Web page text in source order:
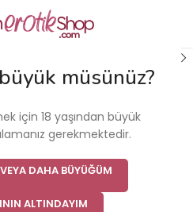
müsünüz?
için 18 yaşından büyük
gerekmektedir.
DAHA BÜYÜĞÜM
ALTINDAYIM